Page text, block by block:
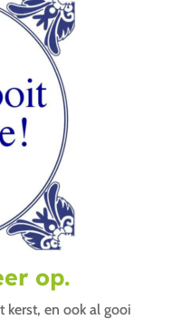
op.
kerst, en ook al gooi